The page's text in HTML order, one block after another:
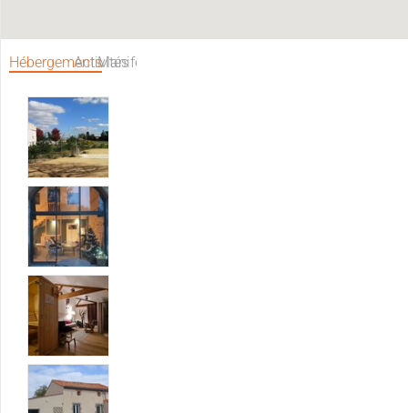
HébergementsActivités
Manifestations